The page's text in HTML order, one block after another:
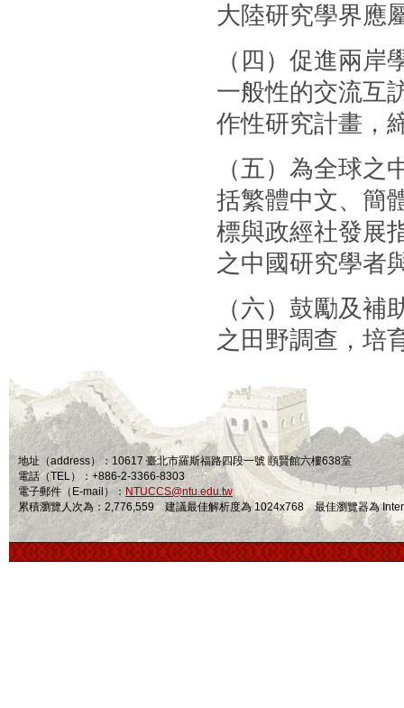
大陸研究學界應
（四）促進兩
一般性的交流互
作性研究計畫，
（五）為全球
括繁體中文、簡
標與政經社發展
之中國研究學者
（六）鼓勵及
之田野調查，培
地址（address）：10617 臺北市羅斯福路四段一號 頤賢館六樓638室
電話（TEL）：+886-2-3366-8303
電子郵件（E-mail）： NTUCCS@ntu.edu.tw
累積瀏覽人次為：2,776,559 建議最佳解析度為 1024x768 最佳瀏覽器為